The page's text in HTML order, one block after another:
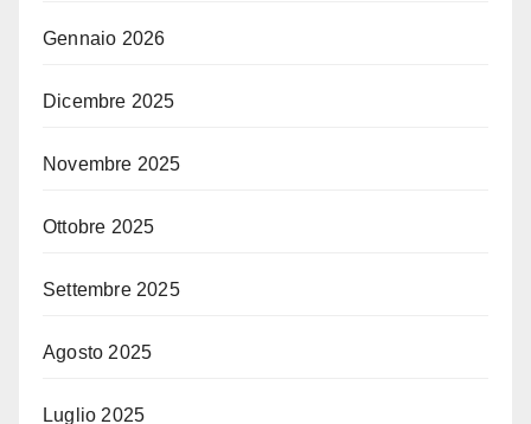
Gennaio 2026
Dicembre 2025
Novembre 2025
Ottobre 2025
Settembre 2025
Agosto 2025
Luglio 2025